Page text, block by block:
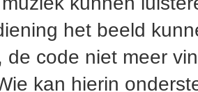
het beeld
de code niet meer
kan hierin